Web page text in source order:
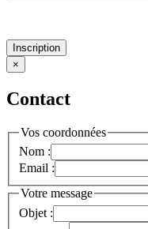
Inscription
×
Contact
Vos coordonnées
Nom :
Email :
Votre message
Objet :